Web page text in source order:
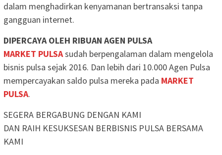
dalam menghadirkan kenyamanan bertransaksi tanpa
gangguan internet.
DIPERCAYA OLEH RIBUAN AGEN PULSA
MARKET PULSAsudah berpengalaman dalam mengelola
bisnis pulsa sejak 2016. Dan lebih dari 10.000 Agen Pulsa
mempercayakan saldo pulsa mereka pada MARKET
PULSA.
SEGERA BERGABUNG DENGAN KAMI
DAN RAIH KESUKSESAN BERBISNIS PULSA BERSAMA
KAMI